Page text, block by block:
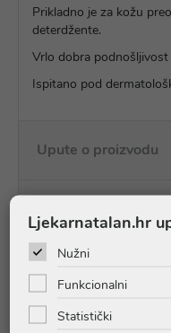
Prikladno je za kožu
deterdžente.
Vrlo dobra podnošljivost
Ispitano pod
Upute o proizvodu
Ljekarnatalan.hr
Nužni
Funkcionalni
Statistički